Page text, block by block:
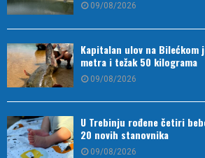
09/08/2026
Kapitalan ulov na Bilećkom
metra i težak 50 kilograma
09/08/2026
U Trebinju rođene četiri
20 novih stanovnika
09/08/2026